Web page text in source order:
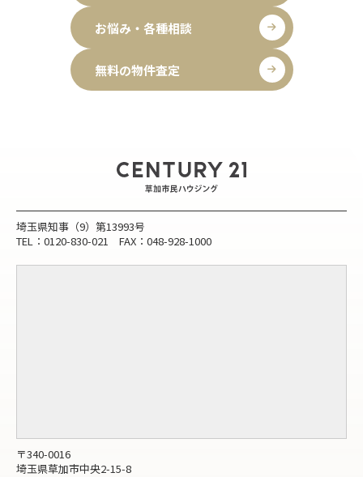
お悩み・各種相談
無料の物件査定
埼玉県知事（9）第13993号
TEL：0120-830-021 FAX：048-928-1000
〒340-0016
埼玉県草加市中央2-15-8